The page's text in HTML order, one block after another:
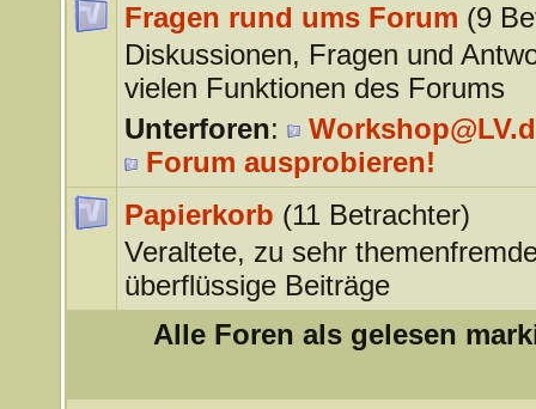
Fragen rund ums Forum (9
Diskussionen, Fragen und
vielen Funktionen des Forums
Unterforen:
Forum ausprobieren!
Papierkorb (11 Betrachter)
Veraltete, zu sehr
überflüssige Beiträge
Alle Foren als gelesen